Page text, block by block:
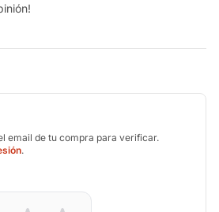
email de tu compra para verificar.
.